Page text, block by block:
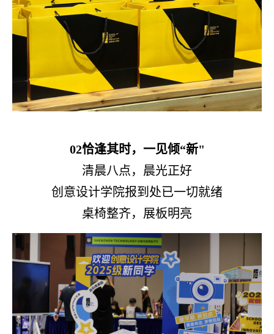
02恰逢其时，一见倾“新"
清晨八点，晨光正好
创意设计学院报到处已一切就绪
桌椅整齐，展板明亮